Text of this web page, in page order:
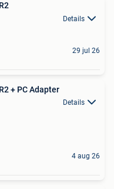
Details
29 jul 26
+ PC Adapter
Details
4 aug 26